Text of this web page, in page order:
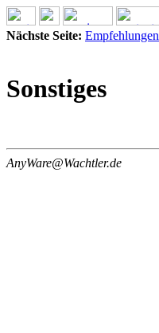
Nächste Seite: Empfehlungen
Sonstiges
AnyWare@Wachtler.de